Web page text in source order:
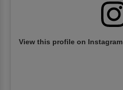
View this profile on Instagram